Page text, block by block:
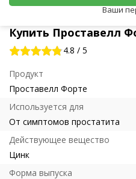
Купить Проставелл
4.8 / 5
Продукт
Проставелл Форте
Используется для
От симптомов простатита
Действующее вещество
Цинк
Форма выпуска
Ваши